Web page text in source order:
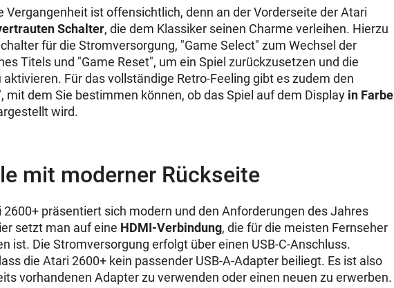
Vergangenheit ist offensichtlich, denn an der Vorderseite der Atari
Schalter, die dem Klassiker seinen Charme verleihen. Hierzu
für die Stromversorgung, "Game Select" zum Wechsel der
Titels und "Game Reset", um ein Spiel zurückzusetzen und die
Für das vollständige Retro-Feeling gibt es zudem den
mit dem Sie bestimmen können, ob das Spiel auf dem Display in Farbe
wird.
mit moderner Rückseite
2600+ präsentiert sich modern und den Anforderungen des Jahres
setzt man auf eine HDMI-Verbindung, die für die meisten Fernseher
ist. Die Stromversorgung erfolgt über einen USB-C-Anschluss.
die Atari 2600+ kein passender USB-A-Adapter beiliegt. Es ist also
vorhandenen Adapter zu verwenden oder einen neuen zu erwerben.